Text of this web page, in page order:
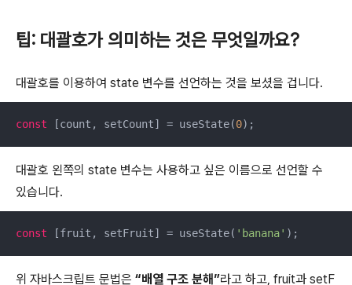
팁: 대괄호가 의미하는 것은 무엇일까요?
대괄호를 이용하여 state 변수를 선언하는 것을 보셨을 겁니다.
const [count, setCount] = useState(0);
대괄호 왼쪽의 state 변수는 사용하고 싶은 이름으로 선언할 수
있습니다.
const [fruit, setFruit] = useState( 'banana' );
위 자바스크립트 문법은 “배열 구조 분해”라고 하고, fruit과 setF